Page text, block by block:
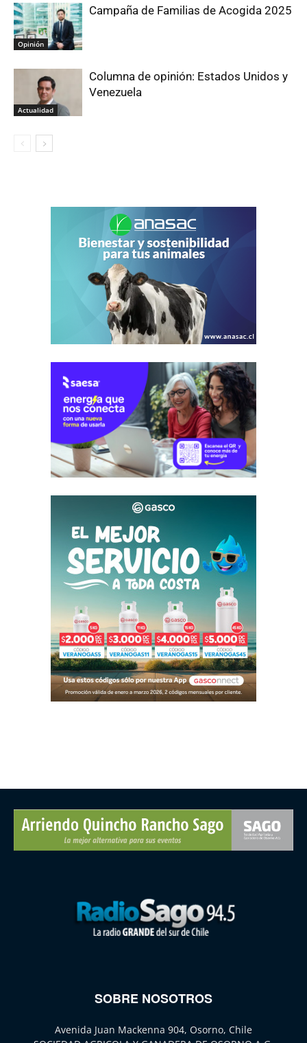
Opinión
Campaña de Familias de Acogida 2025
Actualidad
Columna de opinión: Estados Unidos y
Venezuela
SOBRE NOSOTROS
Avenida Juan Mackenna 904, Osorno, Chile